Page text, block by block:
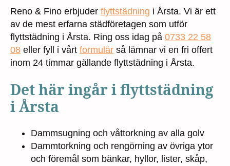
Reno & Fino erbjuder flyttstädning i Årsta. Vi är ett
av de mest erfarna städföretagen som utför
flyttstädning i Årsta. Ring oss idag på 0733 22 58
08 eller fyll i vårt formulär så lämnar vi en fri offert
inom 24 timmar gällande flyttstädning i Årsta.
Det här ingår i flyttstädning
i Årsta
Dammsugning och våttorkning av alla golv
Dammtorkning och rengörning av övriga ytor
och föremål som bänkar, hyllor, lister, skåp,